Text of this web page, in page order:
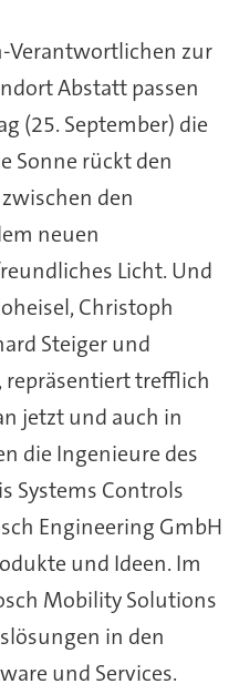
Verantwortlichen zur
Abstatt passen
(25. September) die
Sonne rückt den
den
neuen
Licht. Und
Christoph
Steiger und
repräsentiert trefflich
jetzt und auch in
die Ingenieure des
Systems Controls
Engineering GmbH
und Ideen. Im
Mobility Solutions
in den
und Services.